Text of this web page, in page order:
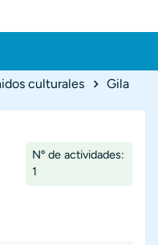
culturales Gila
Nº de actividades:
1